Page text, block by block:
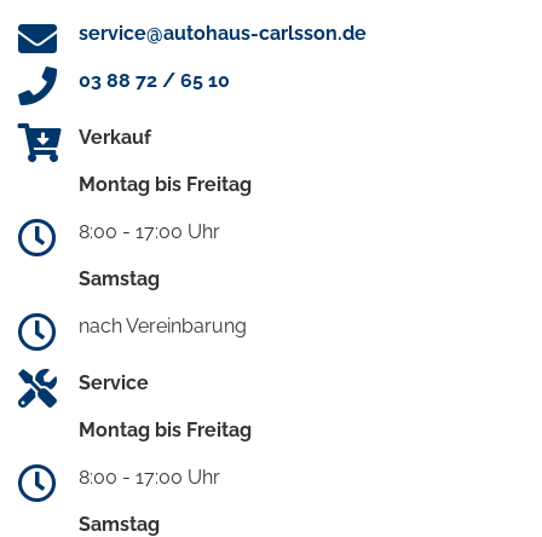
service@autohaus-carlsson.de
03 88 72 / 65 10
Verkauf
Montag bis Freitag
8:00 - 17:00 Uhr
Samstag
nach Vereinbarung
Service
Montag bis Freitag
8:00 - 17:00 Uhr
Samstag